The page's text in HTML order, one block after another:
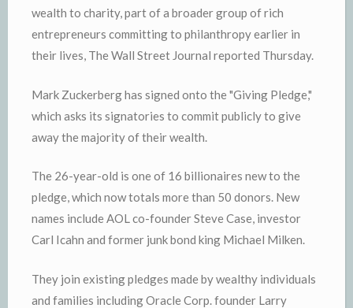
wealth to charity, part of a broader group of rich
entrepreneurs committing to philanthropy earlier in
their lives, The Wall Street Journal reported Thursday.
Mark Zuckerberg has signed onto the "Giving Pledge,"
which asks its signatories to commit publicly to give
away the majority of their wealth.
The 26-year-old is one of 16 billionaires new to the
pledge, which now totals more than 50 donors. New
names include AOL co-founder Steve Case, investor
Carl Icahn and former junk bond king Michael Milken.
They join existing pledges made by wealthy individuals
and families including Oracle Corp. founder Larry